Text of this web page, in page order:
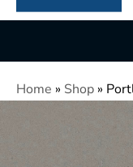
Home » Shop »